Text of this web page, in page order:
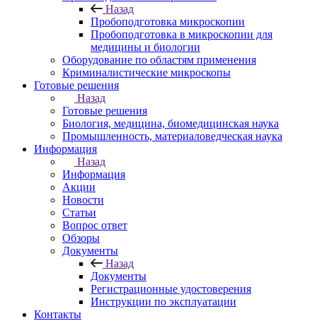
Назад
Пробоподготовка микроскопии
Пробоподготовка в микроскопии для
медицины и биологии
Оборудование по областям применения
Криминалистические микроскопы
Готовые решения
Назад
Готовые решения
Биология, медицина, биомедицинская наука
Промышленность, материаловедческая наука
Информация
Назад
Информация
Акции
Новости
Статьи
Вопрос ответ
Обзоры
Документы
Назад
Документы
Регистрационные удостоверения
Инструкции по эксплуатации
Контакты